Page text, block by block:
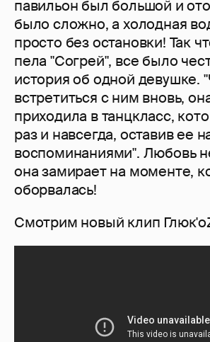
павильон был большой и
было сложно, а холодная
просто без остановки! Так
пела "Согрей", все было
история об одной девушке.
встретиться с ним вновь,
приходила в танцкласс,
раз и навсегда, оставив ее
воспоминаниями". Любовь
она замирает на моменте,
оборвалась!
Смотрим новый клип